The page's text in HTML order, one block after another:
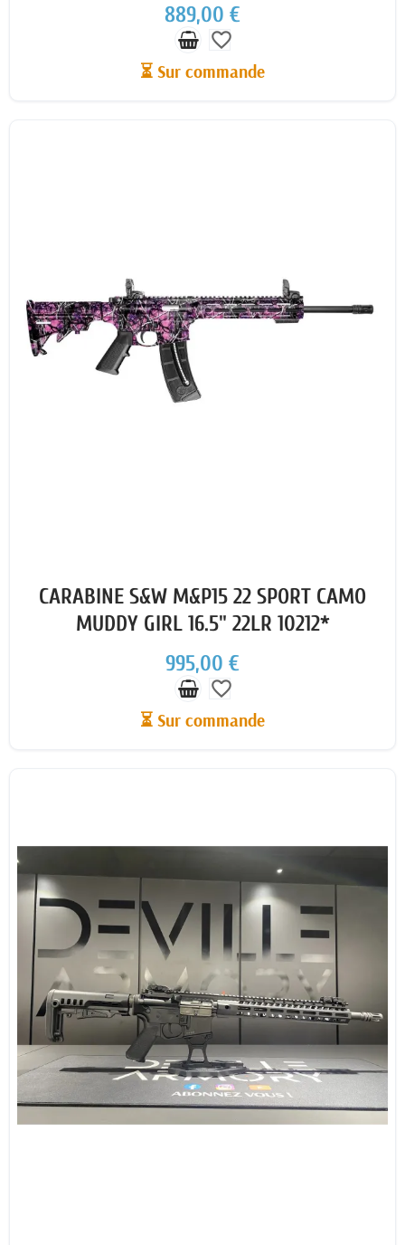
889,00 €
favorite_border
⏳ Sur commande
CARABINE S&W M&P15 22 SPORT CAMO
MUDDY GIRL 16.5" 22LR 10212*
995,00 €
favorite_border
⏳ Sur commande